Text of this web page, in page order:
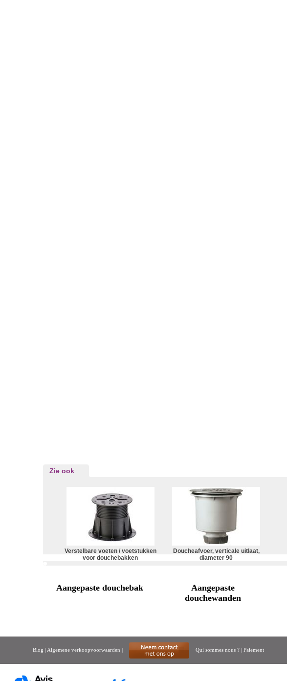
Zie ook
Verstelbare voeten / voetstukken
voor douchebakken
Doucheafvoer, verticale uitlaat,
diameter 90
Aangepaste douchebak
Aangepaste
douchewanden
Blog | Algemene verkoopvoorwaarden | Qui sommes nous ? |Paiement